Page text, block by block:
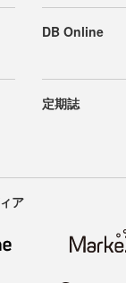
DB Online
定期誌
ア